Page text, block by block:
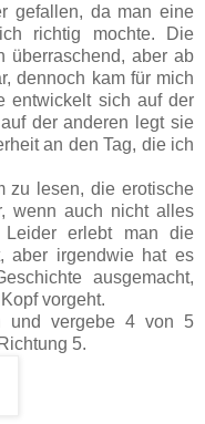
gefallen, da man eine
richtig mochte. Die
überraschend, aber ab
dennoch kam für mich
entwickelt sich auf der
der anderen legt sie
an den Tag, die ich
zu lesen, die erotische
wenn auch nicht alles
Leider erlebt man die
aber irgendwie hat es
ausgemacht,
vorgeht.
und vergebe 4 von 5
5.